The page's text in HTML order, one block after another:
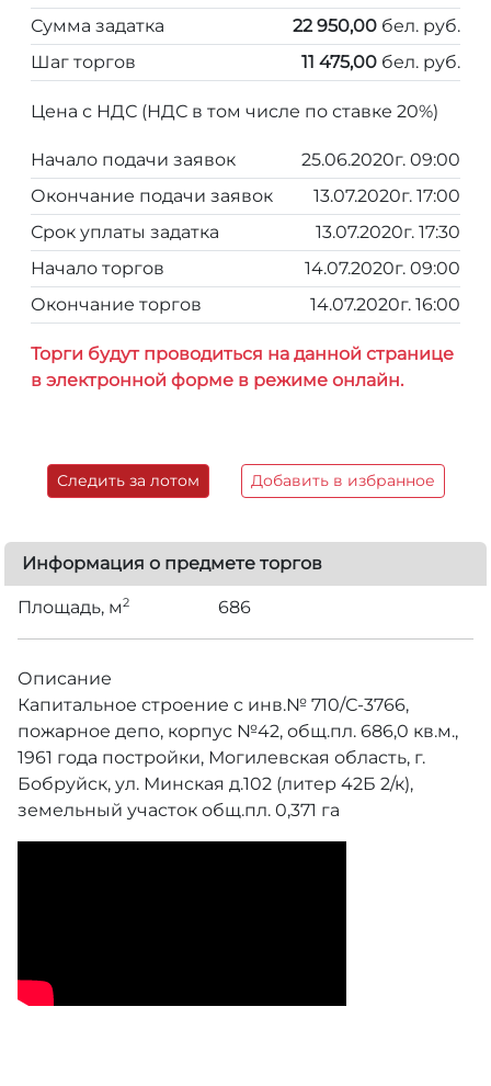
Сумма задатка 22 950,00 бел. руб.
Шаг торгов
11 475,00 бел. руб.
Цена с НДС (НДС в том числе по ставке 20%)
Начало подачи заявок
25.06.2020г. 09:00
Окончание подачи заявок
13.07.2020г. 17:00
Срок уплаты задатка
13.07.2020г. 17:30
Начало торгов
14.07.2020г. 09:00
Окончание торгов
14.07.2020г. 16:00
Торги будут проводиться на данной странице
в электронной форме в режиме онлайн.
Следить за лотом Добавить в избранное
Информация о предмете торгов
Площадь, м2 686
Описание
Капитальное строение с инв.№ 710/С-3766,
пожарное депо, корпус №42, общ.пл. 686,0 кв.м.,
1961 года постройки, Могилевская область, г.
Бобруйск, ул. Минская д.102 (литер 42Б 2/к),
земельный участок общ.пл. 0,371 га